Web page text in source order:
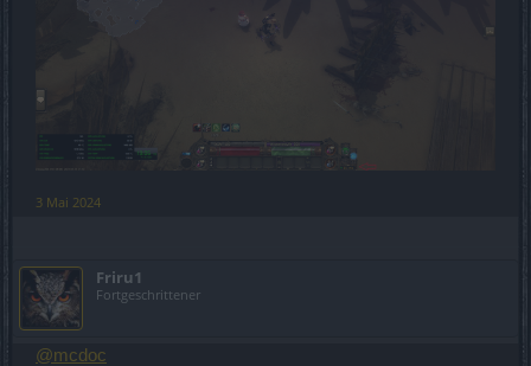
3 Mai 2024
Friru1
Fortgeschrittener
@mcdoc